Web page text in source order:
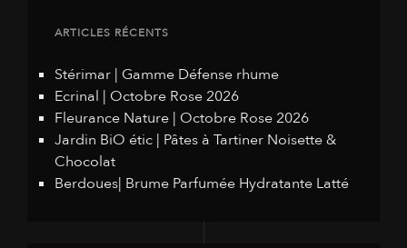
ARTICLES RÉCENTS
Stérimar | Gamme Défense rhume
Ecrinal | Octobre Rose 2026
Fleurance Nature | Octobre Rose 2026
Jardin BiO étic | Pâtes à Tartiner Noisette &
Chocolat
Berdoues| Brume Parfumée Hydratante Latté